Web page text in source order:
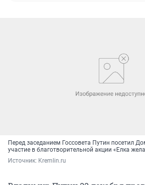
Перед заседанием Госсовета Путин посетил
участие в благотворительной акции «Елка
Источник: Kremlin.ru